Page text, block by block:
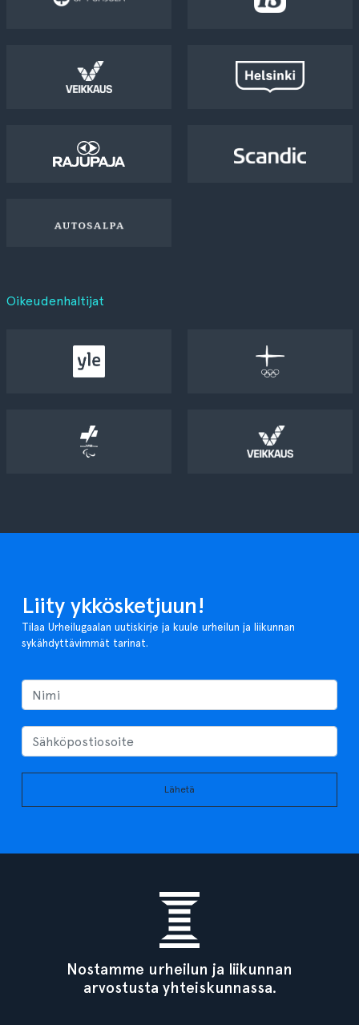
Oikeudenhaltijat
Liity ykkösketjuun!
Tilaa Urheilugaalan uutiskirje ja kuule urheilun ja liikunnan
sykähdyttävimmät tarinat.
Lähetä
Nostamme urheilun ja liikunnan
arvostusta yhteiskunnassa.